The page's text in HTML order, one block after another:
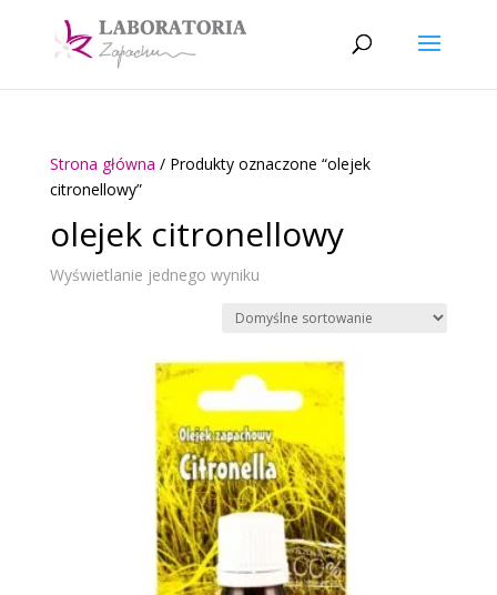
Strona główna / Produkty oznaczone “olejek
citronellowy”
olejek citronellowy
Wyświetlanie jednego wyniku